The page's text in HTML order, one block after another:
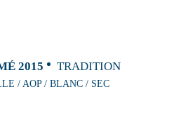
2015 TRADITION
/ AOP / BLANC / SEC